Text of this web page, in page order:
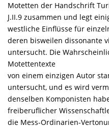
Motetten der Handschrift
J.II.9 zusammen und legt
westliche Einflüsse für
deren bisweilen dissonante
untersucht. Die
Motettentexte
von einem einzigen Autor
untersucht, und es wird
denselben Komponisten
freiberuflicher
die Mess-Ordinarien-